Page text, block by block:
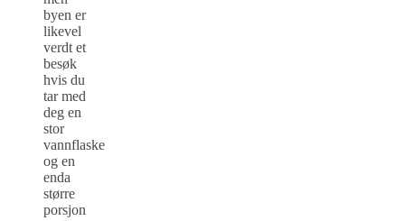
byen er
likevel
verdt et
besøk
hvis du
tar med
deg en
stor
vannflaske
og en
enda
større
porsjon